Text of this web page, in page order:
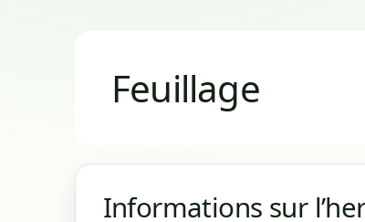
Feuillage
Informations sur